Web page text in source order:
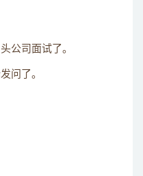
公司面试了。
问了。